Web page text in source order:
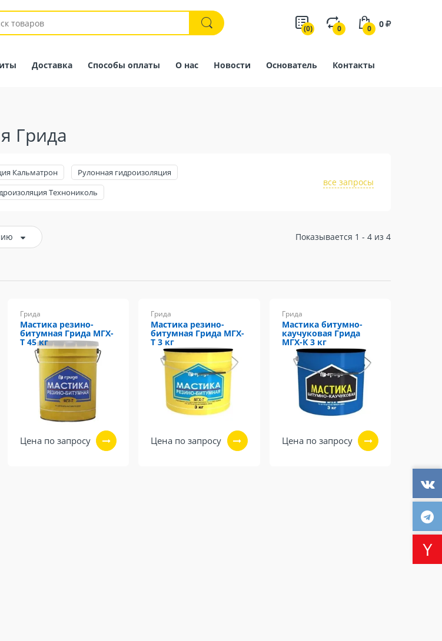
(0) 0 0 0
Доставка Способы оплаты О нас Новости Основатель Контакты
Грида
Кальматрон
Рулонная гидроизоляция
Технониколь
все запросы
Показывается 1 - 4 из 4
Грида
Мастика резино-
битумная Грида МГХ-
Т 45 кг
Цена по запросу
Грида
Мастика резино-
битумная Грида МГХ-
Т 3 кг
Цена по запросу
Грида
Мастика битумно-
каучуковая Грида
МГХ-К 3 кг
Цена по запросу